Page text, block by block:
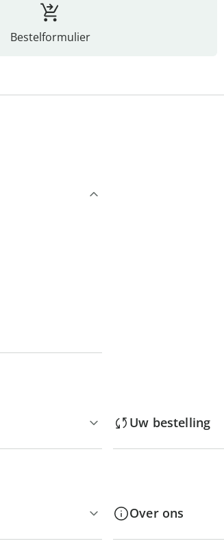
Bestelformulier
Uw bestelling
Over ons